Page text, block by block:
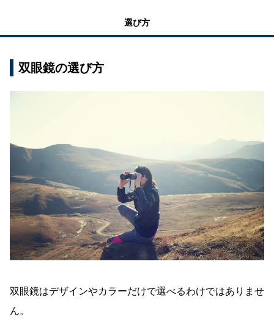
選び方
双眼鏡の選び方
双眼鏡はデザインやカラーだけで選べるわけではありませ
ん。